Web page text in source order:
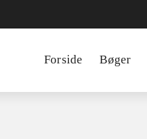
Forside Bøger